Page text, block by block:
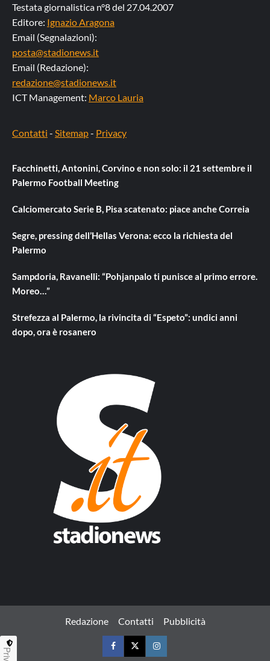
Testata giornalistica n°8 del 27.04.2007
Editore: Ignazio Aragona
Email (Segnalazioni):
posta@stadionews.it
Email (Redazione):
redazione@stadionews.it
ICT Management: Marco Lauria
Contatti - Sitemap- Privacy
Facchinetti, Antonini, Corvino e non solo: il 21 settembre il
Palermo Football Meeting
Calciomercato Serie B, Pisa scatenato: piace anche Correia
Segre, pressing dell’Hellas Verona: ecco la richiesta del
Palermo
Sampdoria, Ravanelli: “Pohjanpalo ti punisce al primo errore.
Moreo…”
Strefezza al Palermo, la rivincita di “Espeto”: undici anni
dopo, ora è rosanero
Redazione Contatti Pubblicità
FacebookTwitterInstagram